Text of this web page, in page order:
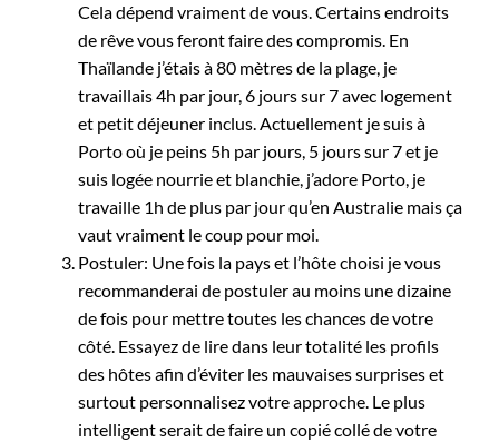
Cela dépend vraiment de vous. Certains endroits
de rêve vous feront faire des compromis. En
Thaïlande j’étais à 80 mètres de la plage, je
travaillais 4h par jour, 6 jours sur 7 avec logement
et petit déjeuner inclus. Actuellement je suis à
Porto où je peins 5h par jours, 5 jours sur 7 et je
suis logée nourrie et blanchie, j’adore Porto, je
travaille 1h de plus par jour qu’en Australie mais ça
vaut vraiment le coup pour moi.
Postuler: Une fois la pays et l’hôte choisi je vous
recommanderai de postuler au moins une dizaine
de fois pour mettre toutes les chances de votre
côté. Essayez de lire dans leur totalité les profils
des hôtes afin d’éviter les mauvaises surprises et
surtout personnalisez votre approche. Le plus
intelligent serait de faire un copié collé de votre